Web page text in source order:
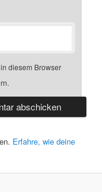
diesem Browser
Erfahre, wie deine